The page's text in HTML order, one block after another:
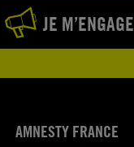
JE M’ENGAGE
AMNESTY FRANCE